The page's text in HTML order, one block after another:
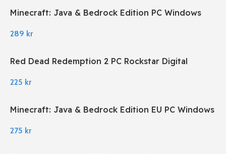
Minecraft: Java & Bedrock Edition PC Windows
289 kr
Red Dead Redemption 2 PC Rockstar Digital
225 kr
Minecraft: Java & Bedrock Edition EU PC Windows
275 kr